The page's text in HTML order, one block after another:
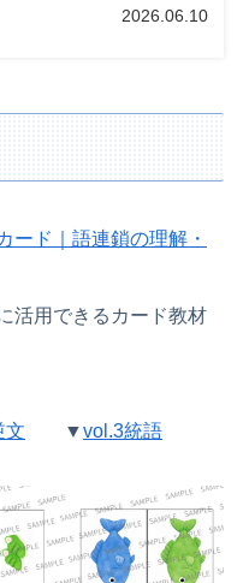
2026.06.10
ード｜語連鎖の理解・
活用できるカード教材
文 ▼vol.3統語